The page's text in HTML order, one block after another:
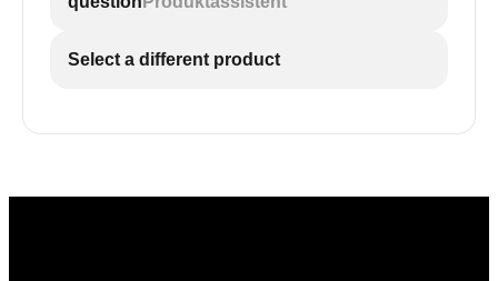
Select a different product